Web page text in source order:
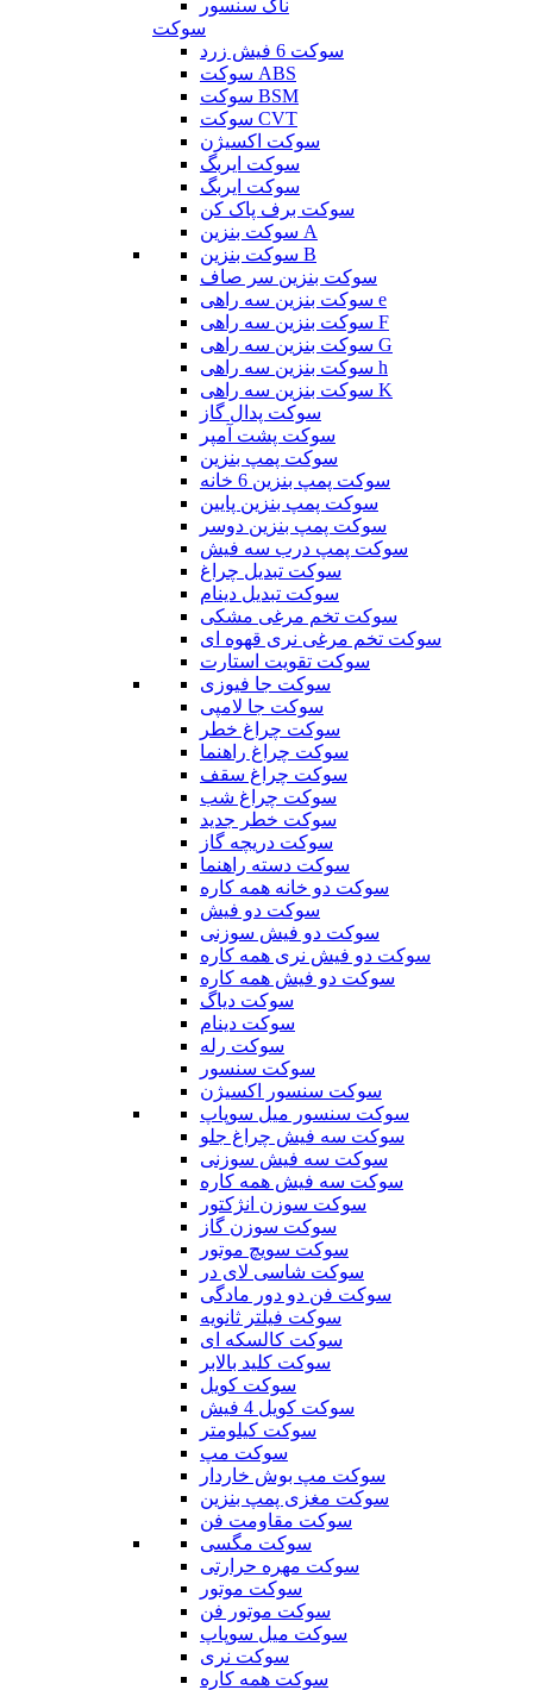
ناک سنسور
سوکت
سوکت 6 فیش زرد
سوکت ABS
سوکت BSM
سوکت CVT
سوکت اکسیژن
سوکت ایربگ
سوکت ایربگ
سوکت برف پاک کن
سوکت بنزین A
سوکت بنزین B
سوکت بنزین سر صاف
سوکت بنزین سه راهی e
سوکت بنزین سه راهی F
سوکت بنزین سه راهی G
سوکت بنزین سه راهی h
سوکت بنزین سه راهی K
سوکت پدال گاز
سوکت پشت آمپر
سوکت پمپ بنزین
سوکت پمپ بنزین 6 خانه
سوکت پمپ بنزین پایین
سوکت پمپ بنزین دوسر
سوکت پمپ درب سه فیش
سوکت تبدیل چراغ
سوکت تبدیل دینام
سوکت تخم مرغی مشکی
سوکت تخم مرغی نری قهوه ای
سوکت تقویت استارت
سوکت جا فیوزی
سوکت جا لامپی
سوکت چراغ خطر
سوکت چراغ راهنما
سوکت چراغ سقف
سوکت چراغ شب
سوکت خطر جدید
سوکت دریچه گاز
سوکت دسته راهنما
سوکت دو خانه همه کاره
سوکت دو فیش
سوکت دو فیش سوزنی
سوکت دو فیش نری همه کاره
سوکت دو فیش همه کاره
سوکت دیاگ
سوکت دینام
سوکت رله
سوکت سنسور
سوکت سنسور اکسیژن
سوکت سنسور میل سوپاپ
سوکت سه فیش چراغ جلو
سوکت سه فیش سوزنی
سوکت سه فیش همه کاره
سوکت سوزن انژکتور
سوکت سوزن گاز
سوکت سویچ موتور
سوکت شاسی لای در
سوکت فن دو دور مادگی
سوکت فیلتر ثانویه
سوکت کالسکه ای
سوکت کلید بالابر
سوکت کویل
سوکت کویل 4 فیش
سوکت کیلومتر
سوکت مپ
سوکت مپ بوش خاردار
سوکت مغزی پمپ بنزین
سوکت مقاومت فن
سوکت مگسی
سوکت مهره حرارتی
سوکت موتور
سوکت موتور فن
سوکت میل سوپاپ
سوکت نری
سوکت همه کاره